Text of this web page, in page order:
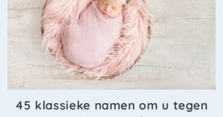
45 klassieke namen om u tegen